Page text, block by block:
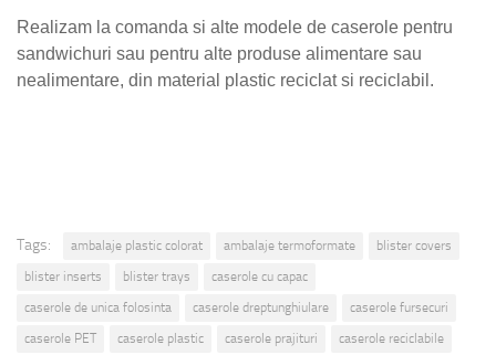
Realizam la comanda si alte modele de caserole pentru
sandwichuri sau pentru alte produse alimentare sau
nealimentare, din material plastic reciclat si reciclabil.
Tags: ambalaje plastic colorat ambalaje termoformate
blister covers
blister inserts
blister trays
caserole cu capac
caserole de unica folosinta
caserole dreptunghiulare
caserole fursecuri
caserole PET
caserole plastic caserole prajituri
caserole reciclabile